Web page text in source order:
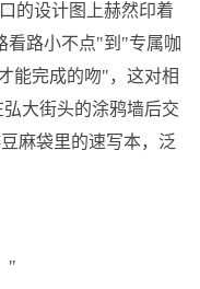
的设计图上赫然印着
看路小不点"到"专属咖
能完成的吻"，这对相
大街头的涂鸦墙后交
麻袋里的速写本，泛
"